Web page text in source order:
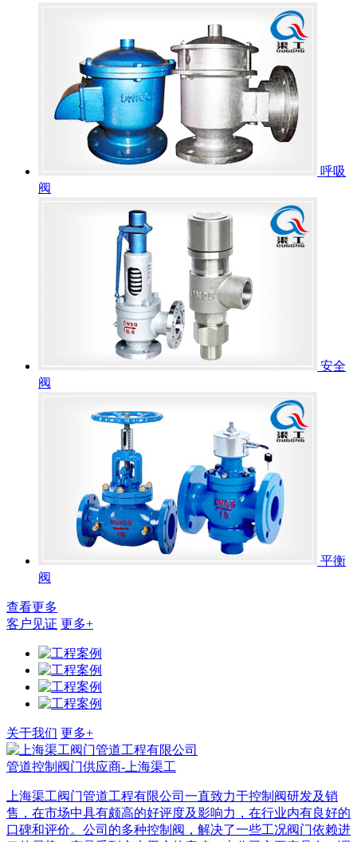
呼吸
阀
安全
阀
平衡
阀
查看更多
客户见证 更多+
关于我们 更多+
管道控制阀门供应商-上海渠工
上海渠工阀门管道工程有限公司一直致力于控制阀研发及销
售，在市场中具有颇高的好评度及影响力，在行业内有良好的
口碑和评价。公司的多种控制阀，解决了一些工况阀门依赖进